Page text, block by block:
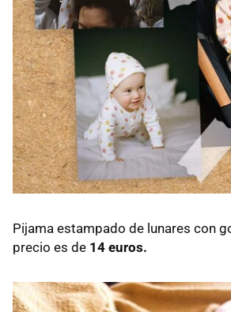
Pijama estampado de lunares con
precio es de 14 euros.